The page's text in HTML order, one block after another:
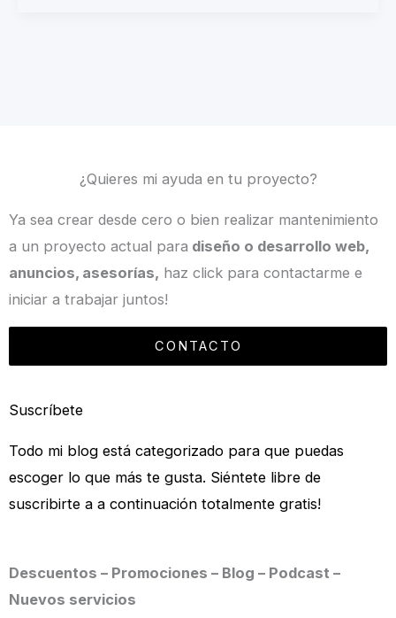
¿Quieres mi ayuda en tu proyecto?
Ya sea crear desde cero o bien realizar mantenimiento
a un proyecto actual para diseño o desarrollo web,
anuncios, asesorías, haz click para contactarme e
iniciar a trabajar juntos!
CONTACTO
Suscríbete
Todo mi blog está categorizado para que puedas
escoger lo que más te gusta. Siéntete libre de
suscribirte a a continuación totalmente gratis!
Descuentos – Promociones – Blog – Podcast –
Nuevos servicios